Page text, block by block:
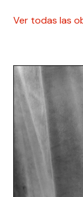
Ver todas las